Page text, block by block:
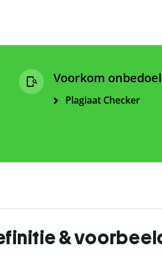
Voorkom
Plagiaat Checker
&